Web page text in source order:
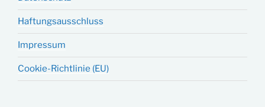
Haftungsausschluss
Impressum
Cookie-Richtlinie (EU)